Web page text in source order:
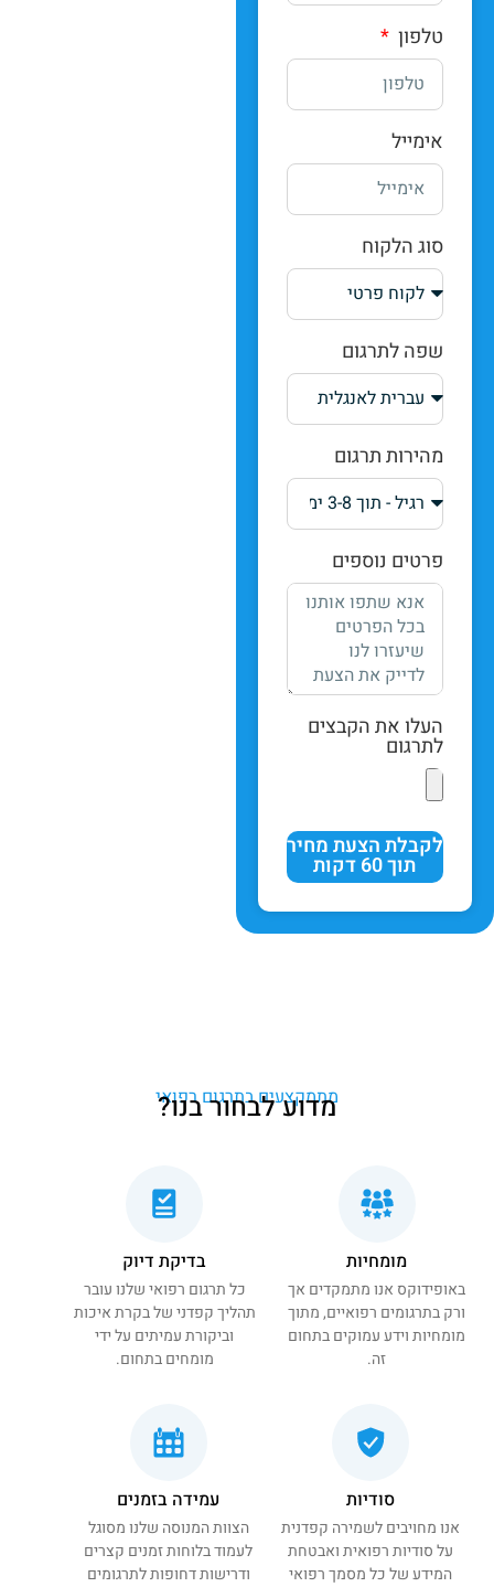
טלפון
אימייל
סוג הלקוח
שפה לתרגום
מהירות תרגום
פרטים נוספים
העלו את הקבצים
לתרגום
לקבלת הצעת מחיר
תוך 60 דקות
מתמקצעים בתרגום רפואי
מדוע לבחור בנו?
מומחיות
באופידוקס אנו מתמקדים אך
ורק בתרגומים רפואיים, מתוך
מומחיות וידע עמוקים בתחום
זה.
בדיקת דיוק
כל תרגום רפואי שלנו עובר
תהליך קפדני של בקרת איכות
וביקורת עמיתים על ידי
מומחים בתחום.
סודיות
אנו מחויבים לשמירה קפדנית
על סודיות רפואית ואבטחת
המידע של כל מסמך רפואי
עמידה בזמנים
הצוות המנוסה שלנו מסוגל
לעמוד בלוחות זמנים קצרים
ודרישות דחופות לתרגומים